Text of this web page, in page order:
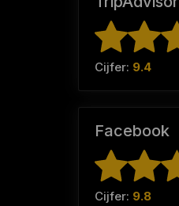
Cijfer: 9.4
Facebook
Cijfer: 9.8